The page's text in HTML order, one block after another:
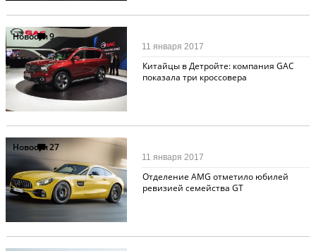
Новости9
Китайцы в Детройте: компания GAC
показала три кроссовера
11 января 2017
Новости27
Отделение AMG отметило юбилей
ревизией семейства GT
11 января 2017